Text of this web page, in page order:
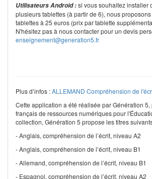
Utilisateurs Android :si vous souhaitez installer
plusieurs tablettes (à partir de 6), nous
tablettes à 25 euros (prix par tablette
N'hésitez pas à nous contacter pour un devis
enseignement@generation5.fr
Plus d’infos :ALLEMAND Compréhension de
Cette application a été réalisée par Génération
français de ressources numériques pour
collection, Génération 5 propose les titres
- Anglais, compréhension de l’écrit, niveau A2
- Anglais, compréhension de l’écrit, niveau B1
- Allemand, compréhension de l’écrit, niveau B1
- Espagnol, compréhension de l’écrit, niveau A2